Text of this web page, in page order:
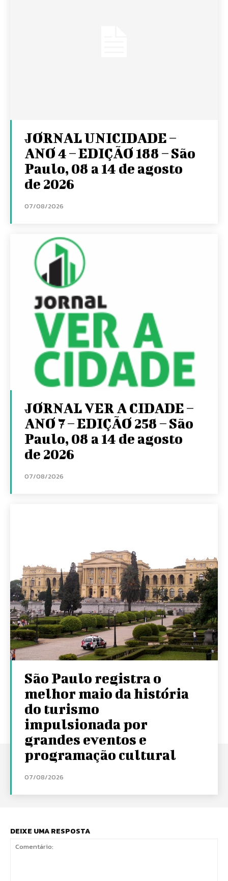
JORNAL UNICIDADE –
ANO 4 – EDIÇÃO 188 – São
Paulo, 08 a 14 de agosto
de 2026
07/08/2026
JORNAL VER A CIDADE –
ANO 7 – EDIÇÃO 258 – São
Paulo, 08 a 14 de agosto
de 2026
07/08/2026
São Paulo registra o
melhor maio da história
do turismo
impulsionada por
grandes eventos e
programação cultural
07/08/2026
DEIXE UMA RESPOSTA